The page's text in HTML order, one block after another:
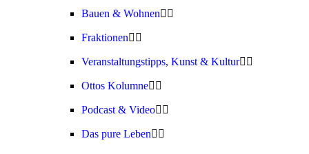
Bauen & Wohnen
Fraktionen
Veranstaltungstipps, Kunst & Kultur
Ottos Kolumne
Podcast & Video
Das pure Leben